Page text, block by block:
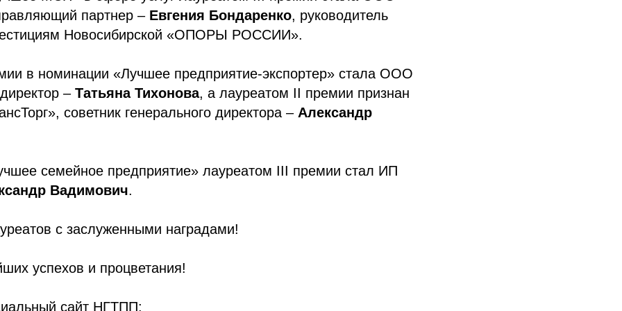
партнер – Евгения Бондаренко, руководитель
Новосибирской «ОПОРЫ РОССИИ».
в номинации «Лучшее предприятие-экспортер» стала ООО
– Татьяна Тихонова, а лауреатом II премии признан
советник генерального директора – Александр
семейное предприятие» лауреатом III премии стал ИП
Вадимович.
с заслуженными наградами!
успехов и процветания!
сайт НГТПП: